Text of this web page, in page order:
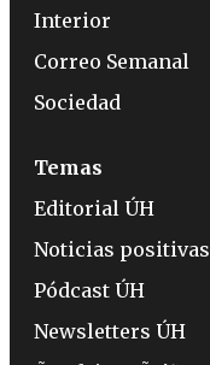
Interior
Correo Semanal
Sociedad
Temas
Editorial ÚH
Noticias positivas
Pódcast ÚH
Newsletters ÚH